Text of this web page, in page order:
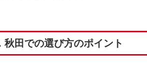
秋田での選び方のポイント